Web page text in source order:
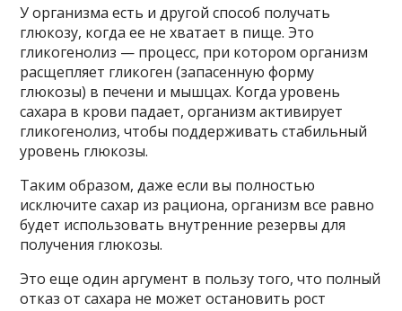
У организма есть и другой способ получать
глюкозу, когда ее не хватает в пище. Это
гликогенолиз — процесс, при котором организм
расщепляет гликоген (запасенную форму
глюкозы) в печени и мышцах. Когда уровень
сахара в крови падает, организм активирует
гликогенолиз, чтобы поддерживать стабильный
уровень глюкозы.
Таким образом, даже если вы полностью
исключите сахар из рациона, организм все равно
будет использовать внутренние резервы для
получения глюкозы.
Это еще один аргумент в пользу того, что полный
отказ от сахара не может остановить рост